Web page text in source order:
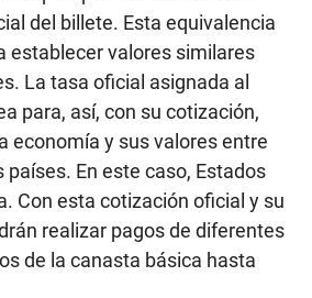
del billete. Esta equivalencia
establecer valores similares
La tasa oficial asignada al
para, así, con su cotización,
economía y sus valores entre
En este caso, Estados
Con esta cotización oficial y su
realizar pagos de diferentes
de la canasta básica hasta